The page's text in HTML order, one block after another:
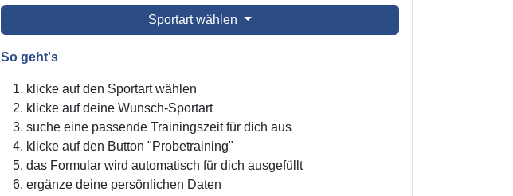
Sportart wählen
So geht's
klicke auf den Sportart wählen
klicke auf deine Wunsch-Sportart
suche eine passende Trainingszeit für dich aus
klicke auf den Button "Probetraining"
das Formular wird automatisch für dich ausgefüllt
ergänze deine persönlichen Daten